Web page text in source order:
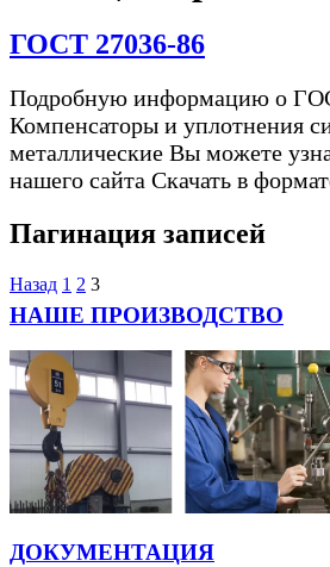
ГОСТ 27036-86
Подробную информацию о
Компенсаторы и уплотнения
металлические Вы можете
нашего сайта Скачать в
Пагинация записей
Назад 1 2 3
НАШЕ ПРОИЗВОДСТВО
ДОКУМЕНТАЦИЯ